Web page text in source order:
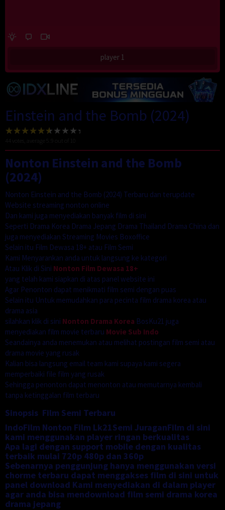
player 1
Einstein and the Bomb (2024)
votes, average
Nonton Einstein and the Bomb
(2024)
Nonton Einstein and the Bomb (2024) Terbaru dan terupdate
Website streaming nonton online
Dan kami juga menyediakan banyak film di sini
Seperti Drama Korea Drama Jepang Drama Thailand Drama China dan
juga menyediakan Streaming Movies Boxoffice
Selain itu Film Dewasa 18+ atau Film Semi
Kami Menyarankan anda untuk langsung ke kategori
Atau Klik di Sini Nonton Film Dewasa 18+
yang telah kami siapkan di atas panel website ini
Agar Penonton dapat menikmati film semi dengan puas
Selain itu Untuk memudahkan para pecinta film drama korea atau
drama asia
silahkan klik di sini Nonton Drama Korea BosKu21 juga
menyediakan film movie terbaru Movie Sub Indo
Seandainya anda menemukan atau melihat postingan film semi atau
drama movie yang rusak
Kalian bisa langsung email team kami supaya kami segera
memperbaiki file film yang rusak
Sehingga penonton dapat menonton atau memutarnya kembali
tanpa ketinggalan film terbaru
Sinopsis Film Semi Terbaru
IndoFilm Nonton Film Lk21Semi JuraganFilm di sini
kami menggunakan player ringan berkualitas
Apa lagi dengan support mobile dengan kualitas
terbaik mulai 720p 480p dan 360p
Sebenarnya penggunjung hanya menggunakan versi
chorme terbaru dapat menggakses film di sini untuk
panel download Kami menyediakan di dalam player
agar anda bisa mendownload film semi drama korea
drama jepang